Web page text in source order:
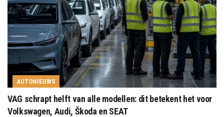
AUTONIEUWS
VAG schrapt helft van alle modellen: dit betekent het voor
Volkswagen, Audi, Škoda en SEAT